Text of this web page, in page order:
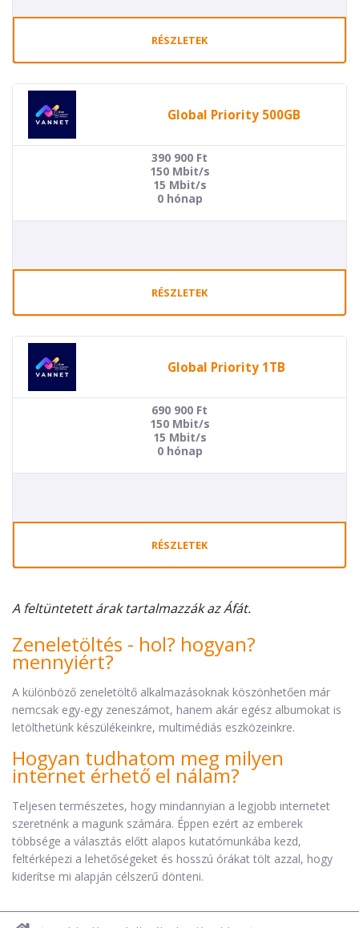
RÉSZLETEK
Global Priority 500GB
390 900 Ft
150 Mbit/s
15 Mbit/s
0 hónap
RÉSZLETEK
Global Priority 1TB
690 900 Ft
150 Mbit/s
15 Mbit/s
0 hónap
RÉSZLETEK
A feltüntetett árak tartalmazzák az Áfát.
Zeneletöltés - hol? hogyan?
mennyiért?
A különböző zeneletöltő alkalmazásoknak köszönhetően már
nemcsak egy-egy zeneszámot, hanem akár egész albumokat is
letölthetünk készülékeinkre, multimédiás eszközeinkre.
Hogyan tudhatom meg milyen
internet érhető el nálam?
Teljesen természetes, hogy mindannyian a legjobb internetet
szeretnénk a magunk számára. Éppen ezért az emberek
többsége a választás előtt alapos kutatómunkába kezd,
feltérképezi a lehetőségeket és hosszú órákat tölt azzal, hogy
kiderítse mi alapján célszerű dönteni.